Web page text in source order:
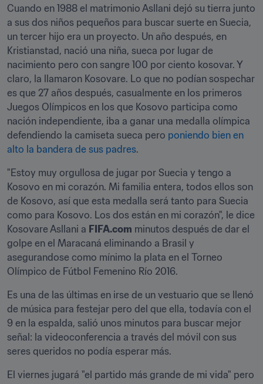
Cuando en 1988 el matrimonio Asllani dejó su tierra junto
a sus dos niños pequeños para buscar suerte en Suecia,
un tercer hijo era un proyecto. Un año después, en
Kristianstad, nació una niña, sueca por lugar de
nacimiento pero con sangre 100 por ciento kosovar. Y
claro, la llamaron Kosovare. Lo que no podían sospechar
es que 27 años después, casualmente en los primeros
Juegos Olímpicos en los que Kosovo participa como
nación independiente, iba a ganar una medalla olímpica
defendiendo la camiseta sueca pero poniendo bien en
alto la bandera de sus padres.
"Estoy muy orgullosa de jugar por Suecia y tengo a
Kosovo en mi corazón. Mi familia entera, todos ellos son
de Kosovo, así que esta medalla será tanto para Suecia
como para Kosovo. Los dos están en mi corazón", le dice
Kosovare Asllani a FIFA.com minutos después de dar el
golpe en el Maracaná eliminando a Brasil y
asegurandose como mínimo la plata en el Torneo
Olímpico de Fútbol Femenino Río 2016.
Es una de las últimas en irse de un vestuario que se llenó
de música para festejar pero del que ella, todavía con el
9 en la espalda, salió unos minutos para buscar mejor
señal: la videoconferencia a través del móvil con sus
seres queridos no podía esperar más.
El viernes jugará "el partido más grande de mi vida" pero